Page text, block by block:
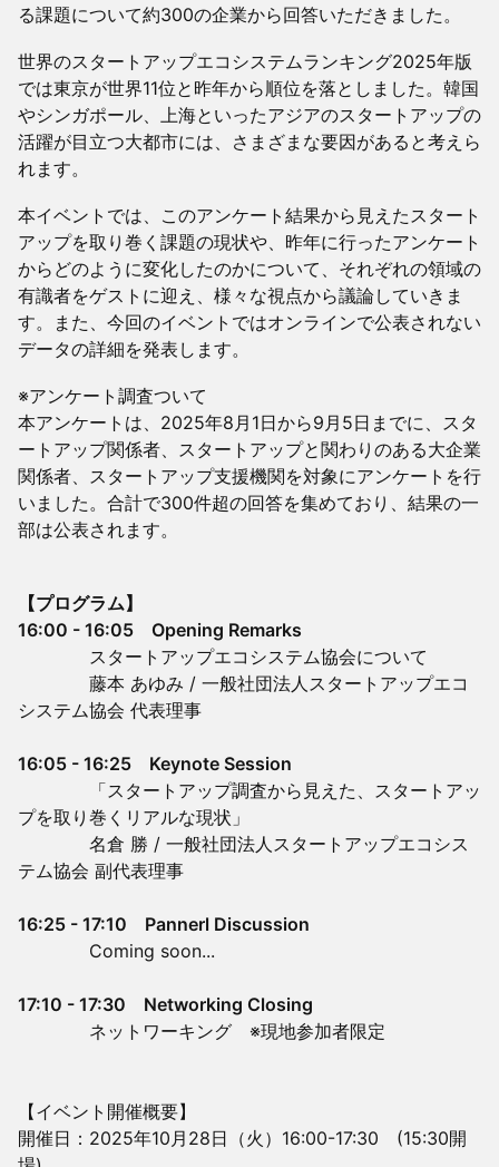
る課題について約300の企業から回答いただきました。
世界のスタートアップエコシステムランキング2025年版
では東京が世界11位と昨年から順位を落としました。韓国
やシンガポール、上海といったアジアのスタートアップの
活躍が目立つ大都市には、さまざまな要因があると考えら
れます。
本イベントでは、このアンケート結果から見えたスタート
アップを取り巻く課題の現状や、昨年に行ったアンケート
からどのように変化したのかについて、それぞれの領域の
有識者をゲストに迎え、様々な視点から議論していきま
す。また、今回のイベントではオンラインで公表されない
データの詳細を発表します。
※アンケート調査ついて
本アンケートは、2025年8月1日から9月5日までに、スタ
ートアップ関係者、スタートアップと関わりのある大企業
関係者、スタートアップ支援機関を対象にアンケートを行
いました。合計で300件超の回答を集めており、結果の一
部は公表されます。
【プログラム】
16:00 - 16:05 Opening Remarks
スタートアップエコシステム協会について
藤本 あゆみ / 一般社団法人スタートアップエコ
システム協会 代表理事
16:05 - 16:25 Keynote Session
「スタートアップ調査から見えた、スタートアッ
プを取り巻くリアルな現状」
名倉 勝 / 一般社団法人スタートアップエコシス
テム協会 副代表理事
16:25 - 17:10 Pannerl Discussion
Coming soon...
17:10 - 17:30 Networking Closing
ネットワーキング ※現地参加者限定
【イベント開催概要】
開催日：2025年10月28日（火）16:00-17:30 (15:30開